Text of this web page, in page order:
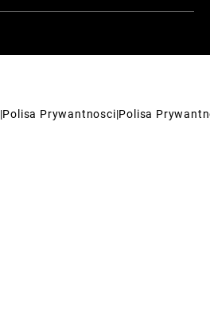
|Polisa Prywantnosci|Polisa